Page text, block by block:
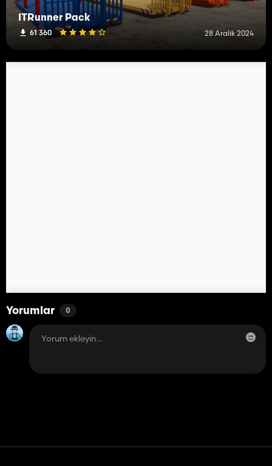
ITRunner Pack
61 360 28 Aralık 2024
Yorumlar 0